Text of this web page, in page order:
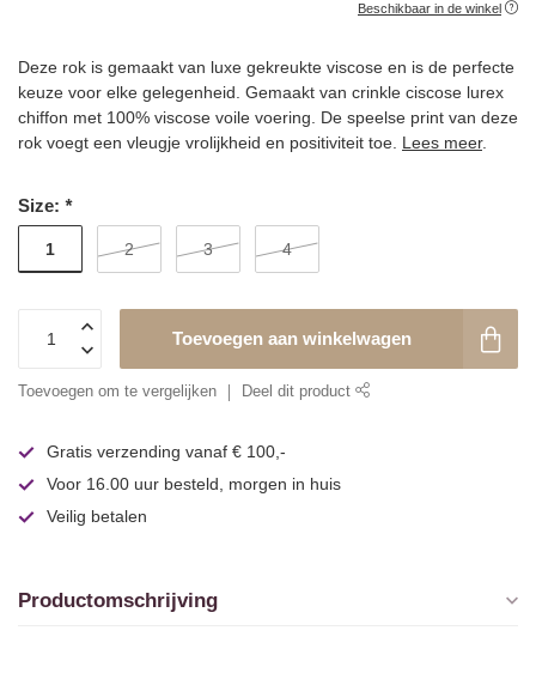
Beschikbaar in de winkel
Deze rok is gemaakt van luxe gekreukte viscose en is de perfecte
keuze voor elke gelegenheid. Gemaakt van crinkle ciscose lurex
chiffon met 100% viscose voile voering. De speelse print van deze
rok voegt een vleugje vrolijkheid en positiviteit toe. Lees meer.
Size: *
1 2 3 4
Toevoegen aan winkelwagen
Toevoegen om te vergelijken Deel dit product
Gratis verzending vanaf € 100,-
Voor 16.00 uur besteld, morgen in huis
Veilig betalen
Productomschrijving